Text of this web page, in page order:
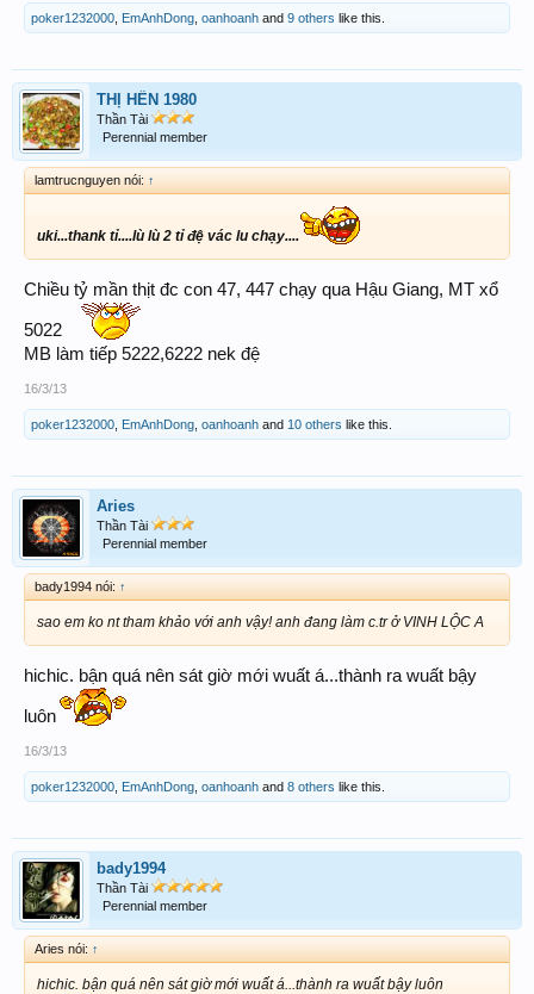
poker1232000 EmAnhDong oanhoanh and 9 others like this.
THỊ HẾN 1980
Thần Tài
Perennial member
lamtrucnguyen nói: ↑
uki...thank tỉ....lù lù 2 tỉ đệ vác lu chạy....
Chiều tỷ mần thịt đc con 47, 447 chạy qua Hậu Giang, MT xổ
5022
MB làm tiếp 5222,6222 nek đệ
16/3/13
poker1232000 EmAnhDong oanhoanh and 10 others like this.
Aries
Thần Tài
Perennial member
bady1994 nói: ↑
sao em ko nt tham khảo với anh vậy! anh đang làm c.tr ở VINH LỘC A
hichic. bận quá nên sát giờ mới wuất á...thành ra wuất bậy
luôn
16/3/13
poker1232000 EmAnhDong oanhoanh and 8 others like this.
bady1994
Thần Tài
Perennial member
Aries nói: ↑
hichic. bận quá nên sát giờ mới wuất á...thành ra wuất bậy luôn